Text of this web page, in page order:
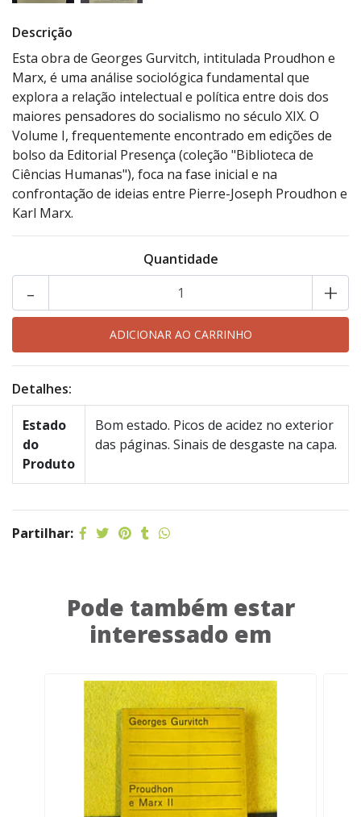
Descrição
Esta obra de Georges Gurvitch, intitulada Proudhon e
Marx, é uma análise sociológica fundamental que
explora a relação intelectual e política entre dois dos
maiores pensadores do socialismo no século XIX. O
Volume I, frequentemente encontrado em edições de
bolso da Editorial Presença (coleção "Biblioteca de
Ciências Humanas"), foca na fase inicial e na
confrontação de ideias entre Pierre-Joseph Proudhon e
Karl Marx.
Quantidade
+
-
Detalhes:
Estado
do
Produto
Bom estado. Picos de acidez no exterior
das páginas. Sinais de desgaste na capa.
Partilhar:
Pode também estar
interessado em